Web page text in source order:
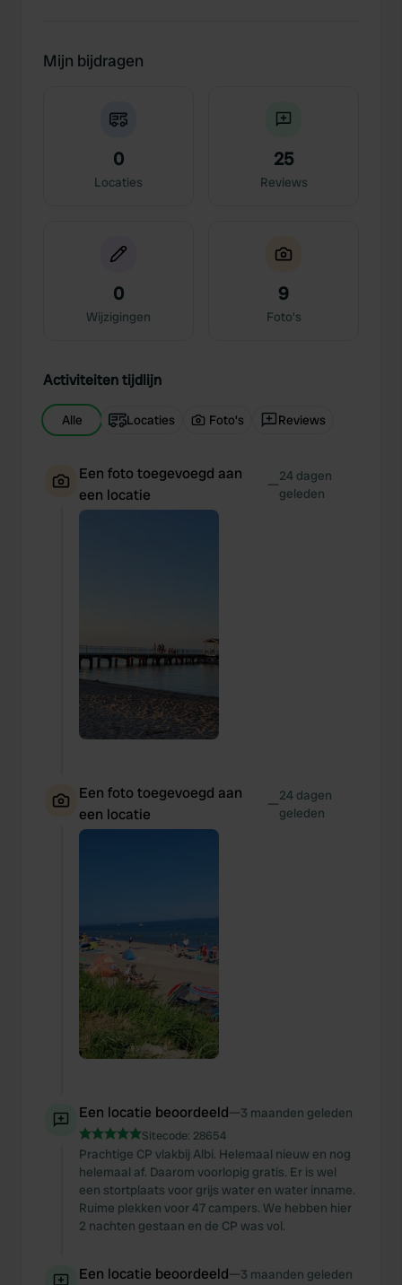
Mijn bijdragen
0
Locaties
25
Reviews
0
Wijzigingen
9
Foto's
Activiteiten tijdlijn
Alle Locaties Foto's Reviews
Een foto toegevoegd aan
een locatie
—24 dagen
geleden
Een foto toegevoegd aan
een locatie
—24 dagen
geleden
Een locatie beoordeeld—3 maanden geleden
Sitecode: 28654
Prachtige CP vlakbij Albi. Helemaal nieuw en nog
helemaal af. Daarom voorlopig gratis. Er is wel
een stortplaats voor grijs water en water inname.
Ruime plekken voor 47 campers. We hebben hier
2 nachten gestaan en de CP was vol.
Een locatie beoordeeld—3 maanden geleden